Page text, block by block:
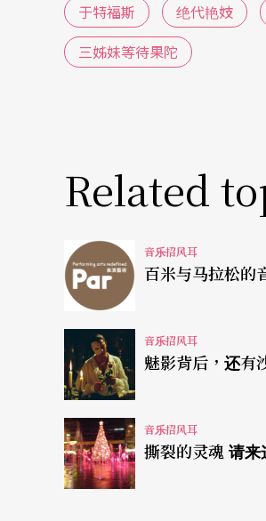
侵入契诃夫地盘，还不算太
舞踏家天儿牛大加入东瀛味
无性与雌雄同体原本就是
底是于特福斯还是天儿牛大
电视版本在片头之后，穿插
消息应难通」，全是台湾人
命前夕，但剧中人物却倾向
别人的宅第，但倾圮瓦解的
随父亲的部队搬来乡下一住
望。父亲一死，心凉一半，
教授，肯定落空。加入东瀛
于特福斯 绝代艳妓
三姊妹等待果陀
Related
音乐招风耳
百米与马拉松的
音乐招风耳
魅影背后，还有
音乐招风耳
撕裂的灵魂 请来